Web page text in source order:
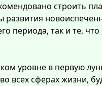
строить
развития
периода, так и те,
уровне в первую
всех сферах жизни,